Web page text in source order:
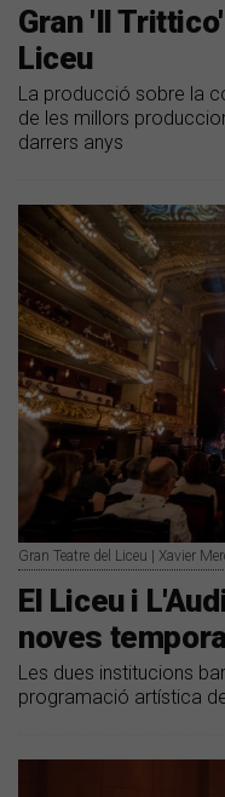
Gran 'Il
Liceu
La producció sobre la
de les millors
darrers anys
Gran Teatre del Liceu | Xavier
El Liceu i
noves
Les dues institucions
programació artística